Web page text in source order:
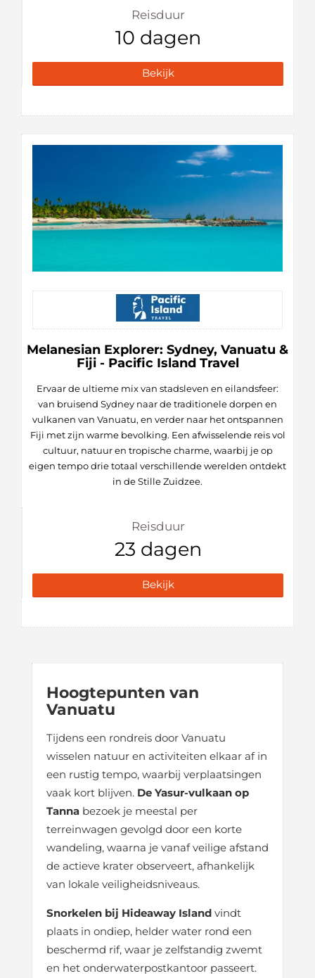
Reisduur
10 dagen
Bekijk
Melanesian Explorer: Sydney, Vanuatu &
Fiji - Pacific Island Travel
Ervaar de ultieme mix van stadsleven en eilandsfeer:
van bruisend Sydney naar de traditionele dorpen en
vulkanen van Vanuatu, en verder naar het ontspannen
Fiji met zijn warme bevolking. Een afwisselende reis vol
cultuur, natuur en tropische charme, waarbij je op
eigen tempo drie totaal verschillende werelden ontdekt
in de Stille Zuidzee.
Reisduur
23 dagen
Bekijk
Hoogtepunten van
Vanuatu
Tijdens een rondreis door Vanuatu
wisselen natuur en activiteiten elkaar af in
een rustig tempo, waarbij verplaatsingen
vaak kort blijven. De Yasur-vulkaan op
Tanna bezoek je meestal per
terreinwagen gevolgd door een korte
wandeling, waarna je vanaf veilige afstand
de actieve krater observeert, afhankelijk
van lokale veiligheidsniveaus.
Snorkelen bij Hideaway Island vindt
plaats in ondiep, helder water rond een
beschermd rif, waar je zelfstandig zwemt
en het onderwaterpostkantoor passeert.